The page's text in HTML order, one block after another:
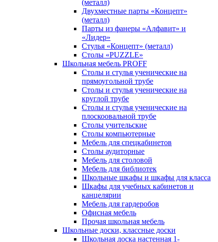
(металл)
Двухместные парты «Концепт»
(металл)
Парты из фанеры «Алфавит» и
«Лидер»
Стулья «Концепт» (металл)
Столы «PUZZLE»
Школьная мебель PROFF
Столы и стулья ученические на
прямоугольной трубе
Столы и стулья ученические на
круглой трубе
Столы и стулья ученические на
плоскоовальной трубе
Столы учительские
Столы компьютерные
Мебель для спецкабинетов
Столы аудиторные
Мебель для столовой
Мебель для библиотек
Школьные шкафы и шкафы для класса
Шкафы для учебных кабинетов и
канцелярии
Мебель для гардеробов
Офисная мебель
Прочая школьная мебель
Школьные доски, классные доски
Школьная доска настенная 1-